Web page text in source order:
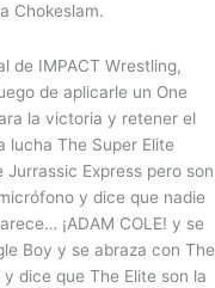
Chokeslam.
de IMPACT Wrestling,
de aplicarle un One
la victoria y retener el
lucha The Super Elite
Express pero son
y dice que nadie
¡ADAM COLE! y se
Boy y se abraza con The
dice que The Elite son la